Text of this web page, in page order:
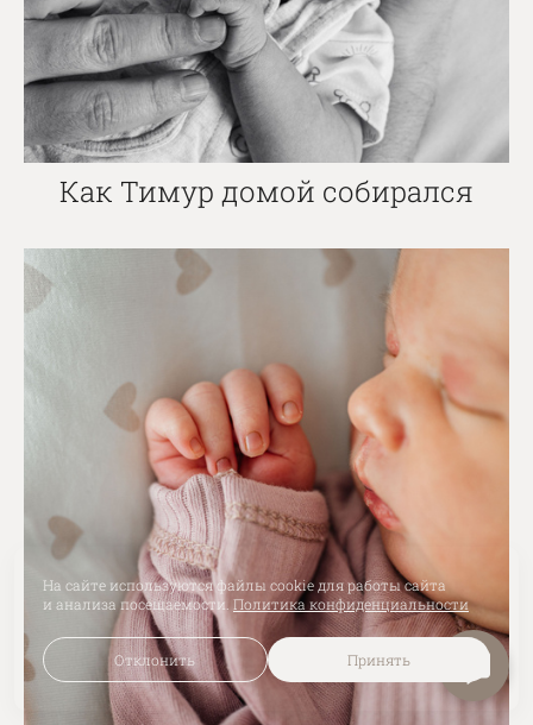
Как Тимур домой собирался
На сайте используются файлы cookie для работы сайта
и анализа посещаемости. Политика конфиденциальности
Отклонить Принять